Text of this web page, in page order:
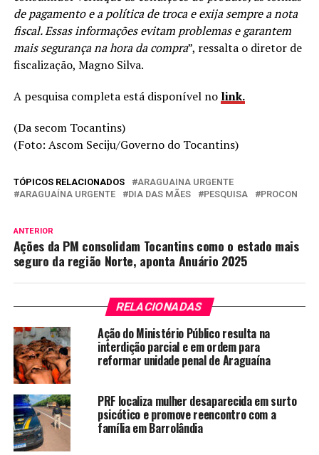
de pagamento e a política de troca e exija sempre a nota
fiscal. Essas informações evitam problemas e garantem
mais segurança na hora da compra”, ressalta o diretor de
fiscalização, Magno Silva.
A pesquisa completa está disponível no link.
(Da secom Tocantins)
(Foto: Ascom Seciju/Governo do Tocantins)
TÓPICOS RELACIONADOS
ARAGUAINA URGENTE
ARAGUAÍNA URGENTE
DIA DAS MÃES PESQUISA PROCON
ANTERIOR
Ações da PM consolidam Tocantins como o estado mais
seguro da região Norte, aponta Anuário 2025
RELACIONADAS
Ação do Ministério Público resulta na
interdição parcial e em ordem para
reformar unidade penal de Araguaína
PRF localiza mulher desaparecida em surto
psicótico e promove reencontro com a
família em Barrolândia